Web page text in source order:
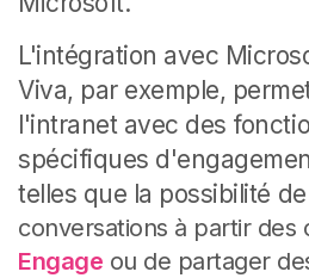
L'intégration avec
Viva, par exemple,
l'intranet avec des
spécifiques
telles que la possibilité
conversations à partir
Engage ou de partager